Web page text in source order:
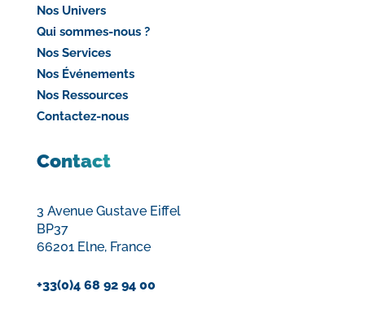
Nos Univers
Qui sommes-nous ?
Nos Services
Nos Événements
Nos Ressources
Contactez-nous
Contact
3 Avenue Gustave Eiffel
BP37
66201 Elne, France
+33(0)4 68 92 94 00